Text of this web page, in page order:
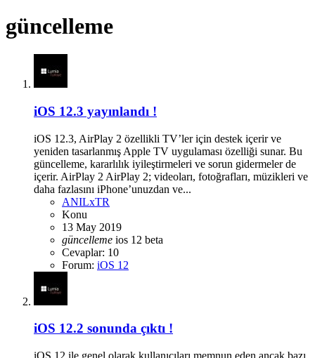
güncelleme
iOS 12.3 yayınlandı !
iOS 12.3, AirPlay 2 özellikli TV’ler için destek içerir ve
yeniden tasarlanmış Apple TV uygulaması özelliği sunar. Bu
güncelleme, kararlılık iyileştirmeleri ve sorun gidermeler de
içerir. AirPlay 2 AirPlay 2; videoları, fotoğrafları, müzikleri ve
daha fazlasını iPhone’unuzdan ve...
ANILxTR
Konu
13 May 2019
güncelleme ios 12 beta
Cevaplar: 10
Forum: iOS 12
iOS 12.2 sonunda çıktı !